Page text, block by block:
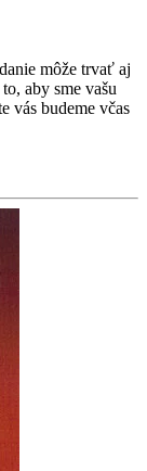
môže trvať aj
aby sme vašu
vás budeme včas